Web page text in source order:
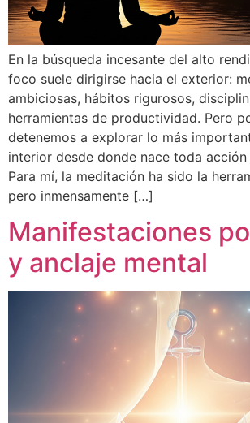
En la búsqueda incesante del alto
foco suele dirigirse hacia el exterior:
ambiciosas, hábitos rigurosos,
herramientas de productividad. Pero
detenemos a explorar lo más
interior desde donde nace toda
Para mí, la meditación ha sido la
pero inmensamente […]
Manifestaciones
y anclaje mental